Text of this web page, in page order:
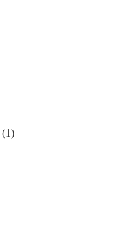
(1)